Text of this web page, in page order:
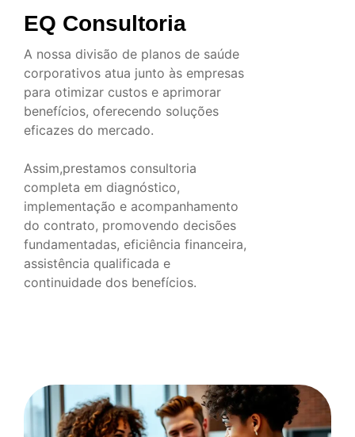
EQ Consultoria
A nossa divisão de planos de saúde
corporativos atua junto às empresas
para otimizar custos e aprimorar
benefícios, oferecendo soluções
eficazes do mercado.
Assim,prestamos consultoria
completa em diagnóstico,
implementação e acompanhamento
do contrato, promovendo decisões
fundamentadas, eficiência financeira,
assistência qualificada e
continuidade dos benefícios.